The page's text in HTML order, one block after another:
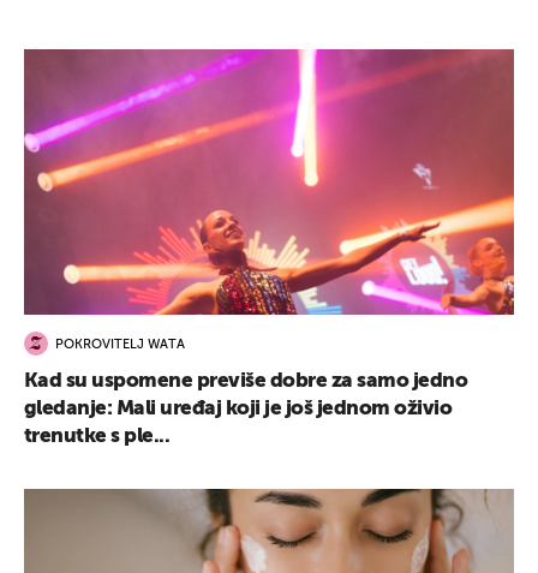
POKROVITELJ WATA
Kad su uspomene previše dobre za samo jedno
gledanje: Mali uređaj koji je još jednom oživio
trenutke s ple...